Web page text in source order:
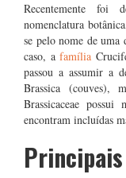
Recentemente foi
nomenclatura
se pelo nome de uma
caso, afamília
passou a assumir a
Brassica (couves),
Brassicaceae
encontram incluídas